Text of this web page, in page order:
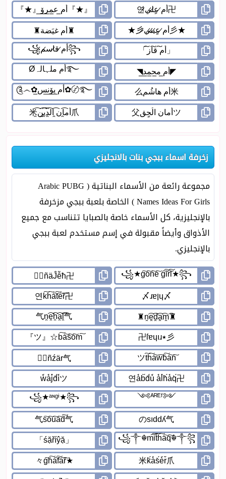
زخرفة اسماء ببجي بنات بالانجليزي
مجموعة رائعة من الأسماء البناتية ( Arabic PUBG
Names Ideas For Girls ) الخاصة بلعبة ببجي مزخرفة
بالإنجليزية، كل الأسماء خاصة بالصبايا تتناسب مع جميع
الأذواق وأيضاً مقبولة في إسم مستخدم لعبة ببجي
بالإنجليزي.